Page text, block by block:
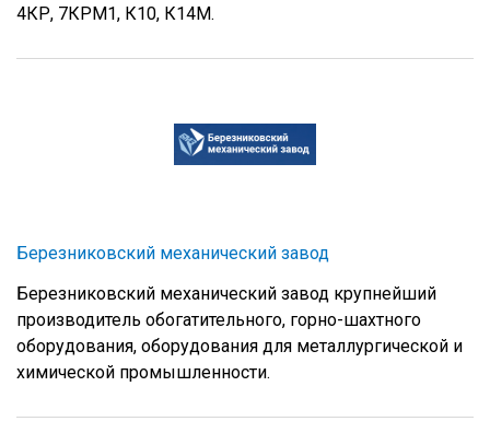
4КР, 7КРМ1, К10, К14М.
Березниковский механический завод
Березниковский механический завод крупнейший
производитель обогатительного, горно-шахтного
оборудования, оборудования для металлургической и
химической промышленности.